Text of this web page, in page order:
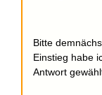
Bitte
Einstieg habe
Antwort